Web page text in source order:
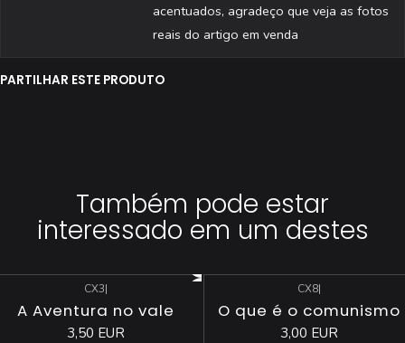
acentuados, agradeço que veja as fotos
reais do artigo em venda
PARTILHAR ESTE PRODUTO
Também pode estar
interessado em um destes
CX3|
A Aventura no vale
3,50 EUR
CX8|
O que é o comunismo
3,00 EUR